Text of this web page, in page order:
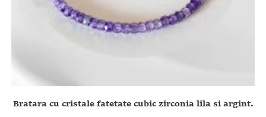
Bratara cu cristale fatetate cubic zirconia lila si argint.